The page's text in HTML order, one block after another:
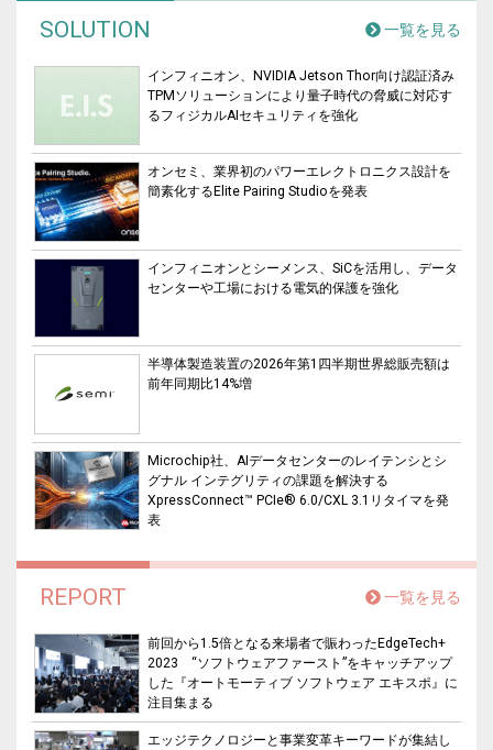
SOLUTION 一覧を見る
インフィニオン、NVIDIA Jetson Thor向け認証済み
TPMソリューションにより量子時代の脅威に対応す
るフィジカルAIセキュリティを強化
オンセミ、業界初のパワーエレクトロニクス設計を
簡素化するElite Pairing Studioを発表
インフィニオンとシーメンス、SiCを活用し、データ
センターや工場における電気的保護を強化
半導体製造装置の2026年第1四半期世界総販売額は
前年同期比14%増
Microchip社、AIデータセンターのレイテンシとシ
グナル インテグリティの課題を解決する
XpressConnect™ PCIe® 6.0/CXL 3.1リタイマを発
表
REPORT 一覧を見る
前回から1.5倍となる来場者で賑わったEdgeTech+
2023 “ソフトウェアファースト”をキャッチアップ
した『オートモーティブ ソフトウェア エキスポ』に
注目集まる
エッジテクノロジーと事業変革キーワードが集結し